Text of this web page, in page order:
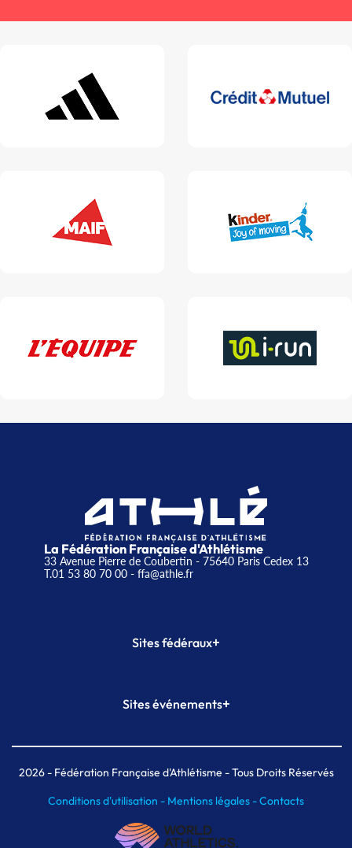
La Fédération Française d'Athlétisme
33 Avenue Pierre de Coubertin - 75640 Paris Cedex 13
T.01 53 80 70 00- ffa@athle.fr
Sites fédéraux+
Plateforme Formation
Sites événements+
Meeting de Paris indoor
MAIF Ekiden de Paris
2026- Fédération Française d'Athlétisme - Tous Droits Réservés
Conditions d'utilisation - Mentions légales -Contacts